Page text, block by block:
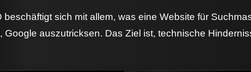
beschäftigt sich mit allem, was eine Website für
Google auszutricksen. Das Ziel ist, technische